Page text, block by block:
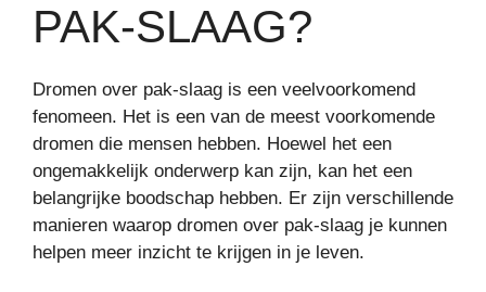
PAK-SLAAG?
Dromen over pak-slaag is een veelvoorkomend
fenomeen. Het is een van de meest voorkomende
dromen die mensen hebben. Hoewel het een
ongemakkelijk onderwerp kan zijn, kan het een
belangrijke boodschap hebben. Er zijn verschillende
manieren waarop dromen over pak-slaag je kunnen
helpen meer inzicht te krijgen in je leven.